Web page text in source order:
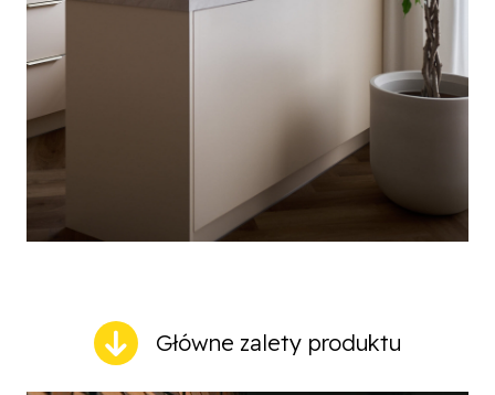
Główne zalety produktu